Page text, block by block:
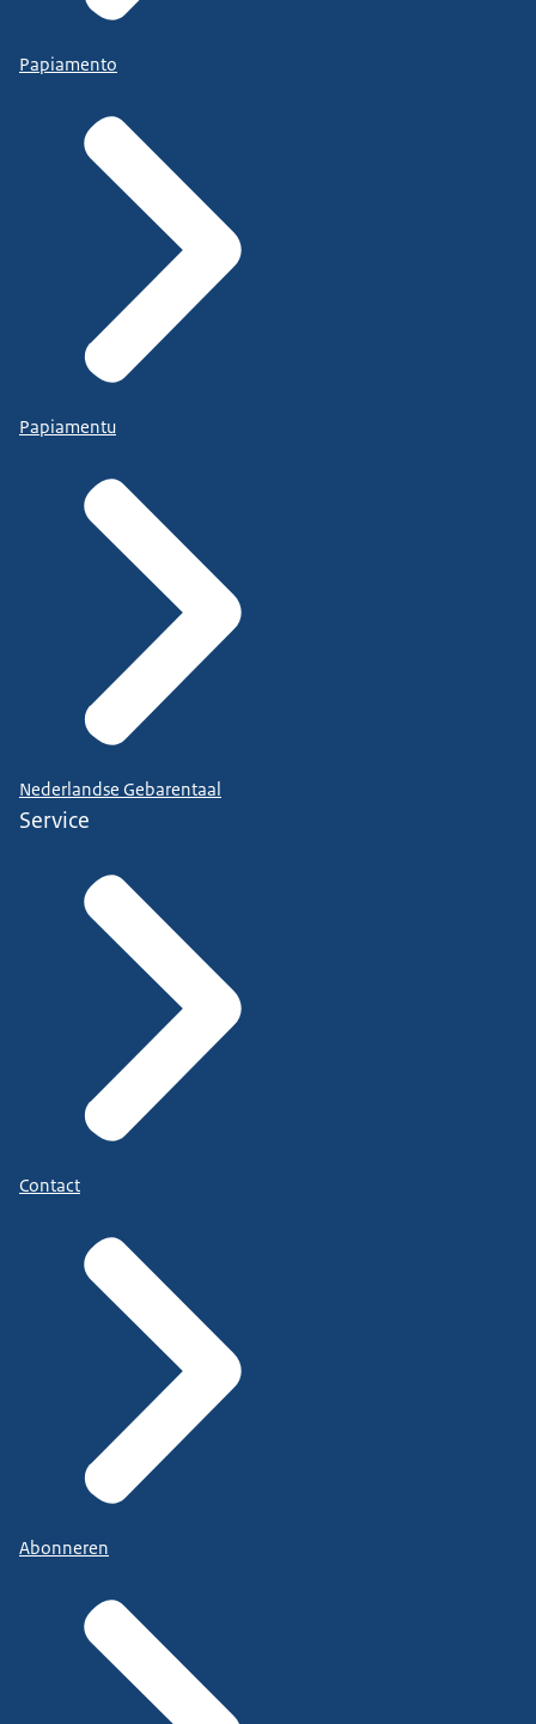
Papiamento
Papiamentu
Nederlandse Gebarentaal
Service
Contact
Abonneren